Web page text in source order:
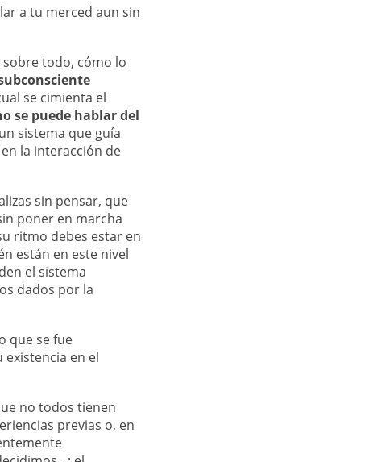
a tu merced aun sin
sobre todo, cómo lo
se cimienta el
se puede hablar del
sistema que guía
la interacción de
sin pensar, que
poner en marcha
ritmo debes estar en
están en este nivel
el sistema
dados por la
que se fue
en el
no todos tienen
previas o, en